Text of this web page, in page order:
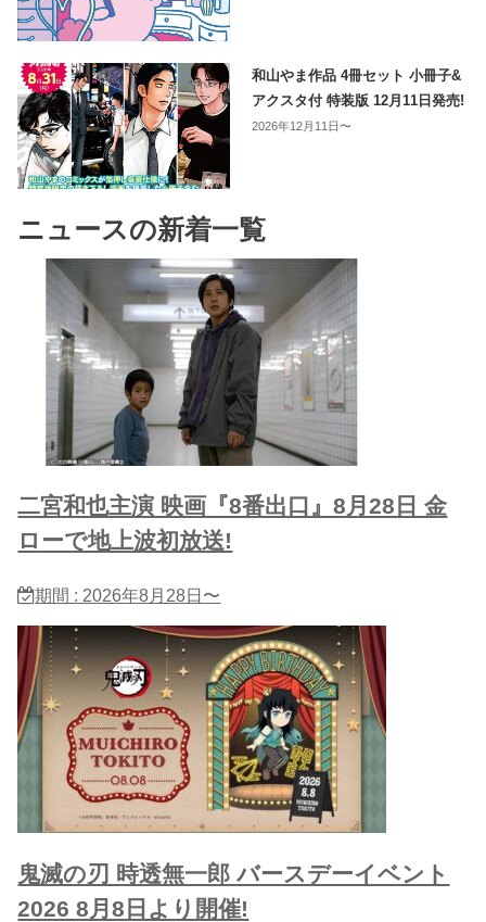
和山やま作品 4冊セット 小冊子&
アクスタ付 特装版 12月11日発売!
2026年12月11日〜
ニュースの新着一覧
二宮和也主演 映画『8番出口』8月28日 金
ローで地上波初放送!
期間 : 2026年8月28日〜
鬼滅の刃 時透無一郎 バースデーイベント
2026 8月8日より開催!